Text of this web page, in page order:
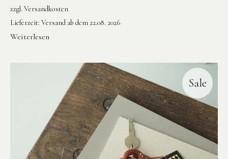
zzgl. Versandkosten
Lieferzeit: Versand ab dem 22.08. 2026
Weiterlesen
Sale